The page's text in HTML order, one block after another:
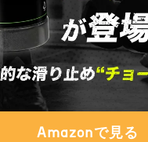
Amazonで見る